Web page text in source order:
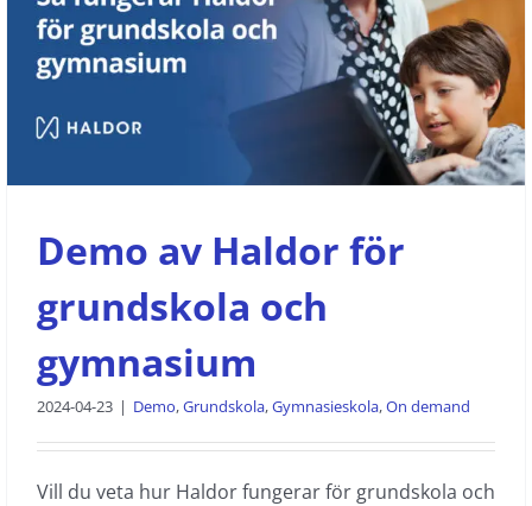
Demo av Haldor för grundskola och
gymnasium
Gymnasieskola On demand
Demo av Haldor för
grundskola och
gymnasium
2024-04-23 | Demo,Grundskola,Gymnasieskola,On demand
Vill du veta hur Haldor fungerar för grundskola och